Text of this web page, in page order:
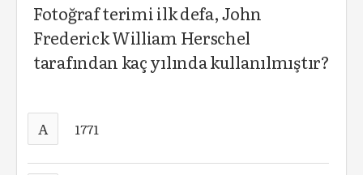
Fotoğraf terimi ilk defa, John
Frederick William Herschel
tarafından kaç yılında kullanılmıştır?
A 1771